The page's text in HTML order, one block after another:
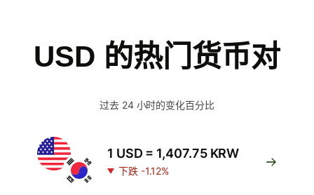
USD 的热门货币对
过去 24 小时的变化百分比
1 USD = 1,407.75 KRW
下跌 -1.12%